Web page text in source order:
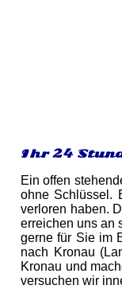
Ihr 24
Ein offen
ohne Schlüssel.
verloren haben.
erreichen uns an
gerne für Sie im
nach Kronau
Kronau und
versuchen wir